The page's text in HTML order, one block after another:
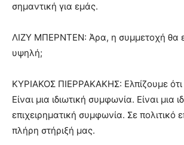
σημαντική για εμάς.
ΛΙΖΥ ΜΠΕΡΝΤΕΝ: Άρα, η συμμετοχή θα
υψηλή;
ΚΥΡΙΑΚΟΣ ΠΙΕΡΡΑΚΑΚΗΣ: Ελπίζουμε ότι
Είναι μια ιδιωτική συμφωνία. Είναι μια
επιχειρηματική συμφωνία. Σε πολιτικό
πλήρη στήριξή μας.